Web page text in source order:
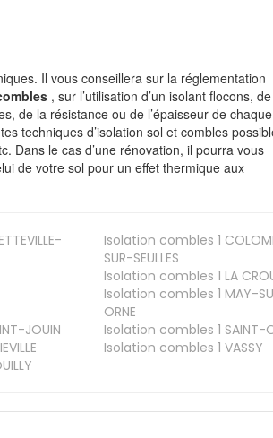
Il vous conseillera sur la réglementation
, sur l’utilisation d’un isolant flocons,
de la résistance ou de l’épaisseur de chaque
techniques d’isolation sol et combles
Dans le cas d’une rénovation, il pourra vous
de votre sol pour un effet thermique aux
Isolation combles 1
SUR-SEULLES
Isolation combles 1 LA
Isolation combles 1 MAY-
ORNE
JOUIN Isolation combles 1 SAINT-
Isolation combles 1 VASSY